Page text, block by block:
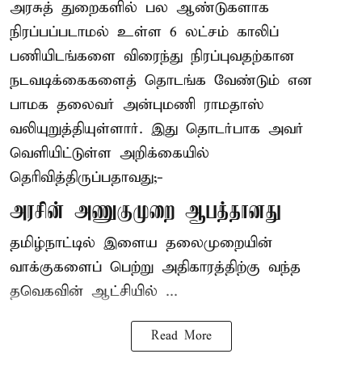
அரசுத் துறைகளில் பல ஆண்டுகளாக
நிரப்பப்படாமல் உள்ள 6 லட்சம் காலிப்
பணியிடங்களை விரைந்து நிரப்புவதற்கான
நடவடிக்கைகளைத் தொடங்க வேண்டும் என
பாமக தலைவர் அன்புமணி ராமதாஸ்
வலியுறுத்தியுள்ளார். இது தொடர்பாக அவர்
வெளியிட்டுள்ள அறிக்கையில்
தெரிவித்திருப்பதாவது;-
அரசின் அணுகுமுறை ஆபத்தானது
தமிழ்நாட்டில் இளைய தலைமுறையின்
வாக்குகளைப் பெற்று அதிகாரத்திற்கு வந்த
தவெகவின் ஆட்சியில் ...
Read More